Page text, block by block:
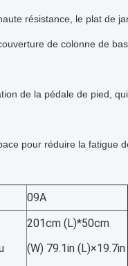
résistance, le plat de
de colonne de
de la pédale de pied,
pour réduire la fatigue
09A
201cm (L)*50cm
(W) 79.1in (L)×19.7in